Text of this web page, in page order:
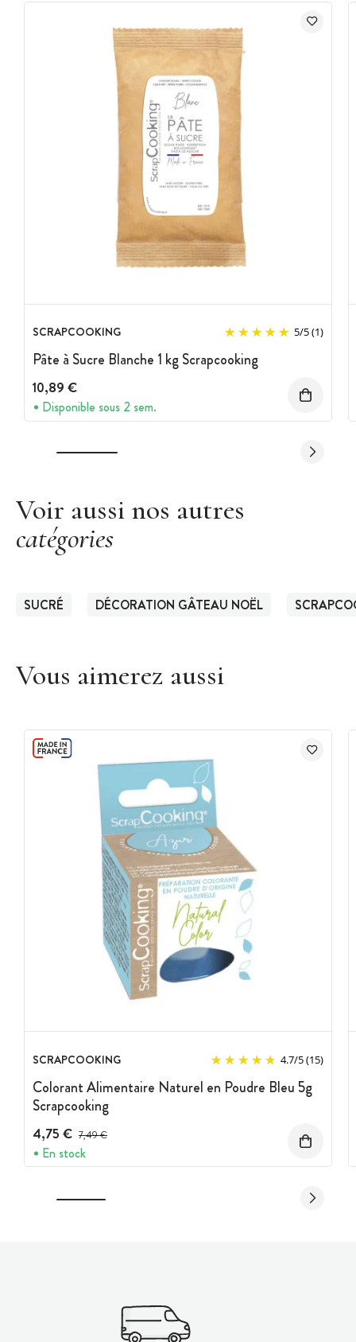
SCRAPCOOKING 5/5(1)
Pâte à Sucre Blanche 1 kg Scrapcooking
10,89 €
Disponible sous 2 sem.
Voir aussi nos autres
catégories
SUCRÉ DÉCORATION GÂTEAU NOËL
Vous aimerez aussi
SCRAPCOOKING 4.7/5(15)
Colorant Alimentaire Naturel en Poudre Bleu 5g
Scrapcooking
4,75 € Prix avant réduction :
7,49 €
En stock